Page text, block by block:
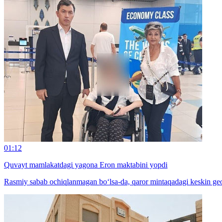
01:12
Quvayt mamlakatdagi yagona Eron maktabini yopdi
Rasmiy sabab ochiqlanmagan bo‘lsa-da, qaror mintaqadagi keskin